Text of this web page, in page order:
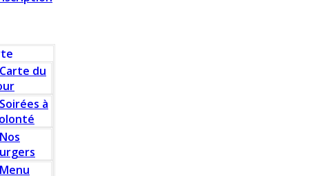
Carte du
Soirées à
Nos
Menu